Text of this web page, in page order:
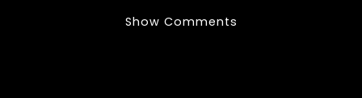
Show Comments